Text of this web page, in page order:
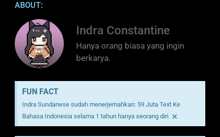
ABOUT:
Indra Constantine
Hanya orang biasa yang ingin
berkarya.
FUN FACT
Indra Sundanese sudah menerjemahkan: 59 Juta Text Ke
Bahasa Indonesia selama 1 tahun hanya seorang diri. ×